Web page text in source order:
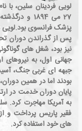
لویی فردینان سلین، با
پزشک فرانسوی بود.لویی
پس از گذراندن دوران
نیز بود، شغل های
جهانی اول، به
جبهه ای غربی جنگ،
بودند اما در همین
پایان دوران خدمت در
به آمریکا مهاجرت کرد.
فقیر پاریس پرداخت و
های خود استفاده کرد.